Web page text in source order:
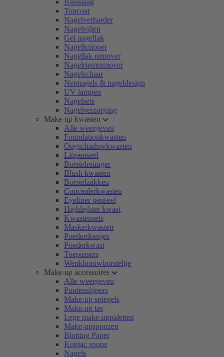
Basislaag
Topcoat
Nagelverharder
Nagelvijlen
Gel nagellak
Nagelknipper
Nagellak remover
Nagelriemremover
Nagelschaar
Nepnagels & nageldesign
UV-lampen
Nagelsets
Nagelverzorging
Make-up kwasten
Alle weergeven
Foundationkwasten
Oogschaduwkwasten
Lippenseel
Borstelreiniger
Blush kwasten
Borstelzakken
Concealerkwasten
Eyeliner penseel
Highlighter kwast
Kwastensets
Maskerkwasten
Poederdonsjes
Poederkwast
Toepassers
Wenkbrauwborsteltje
Make-up accessoires
Alle weergeven
Puntenslijpers
Make-up spiegels
Make-up tas
Lege make-uppaletten
Make-upsponzen
Blotting Paper
Konjac spons
Nagels